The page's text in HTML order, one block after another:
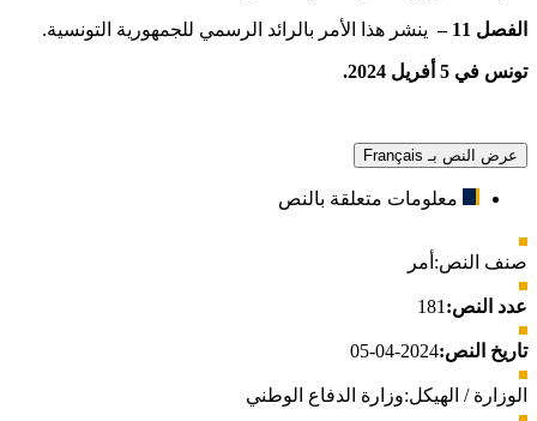
الفصل 11 – ينشر هذا الأمر بالرائد الرسمي للجمهورية التونسية.
تونس في 5 أفريل 2024 .
عرض النص بـ Français
معلومات متعلقة بالنص
صنف النص: أمر
عدد النص: 181
تاريخ النص:2024-04-05
الوزارة / الهيكل:وزارة الدفاع الوطني